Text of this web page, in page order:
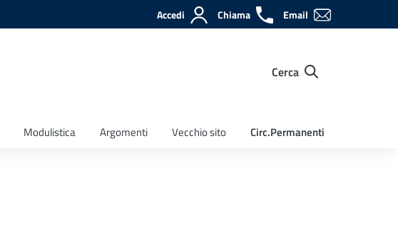
Accedi Chiama Email
Cerca
Modulistica Argomenti Vecchio sito Circ.Permanenti